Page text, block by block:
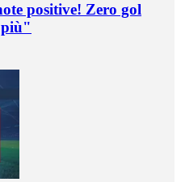
positive! Zero gol
più"